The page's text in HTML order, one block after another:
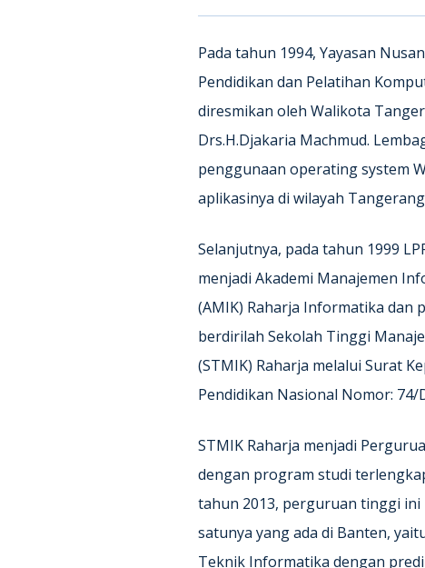
Pada tahun 1994, Yayasan
Pendidikan dan Pelatihan
diresmikan oleh Walikota
Drs.H.Djakaria Machmud.
penggunaan operating system
aplikasinya di wilayah
Selanjutnya, pada tahun 1999
menjadi Akademi Manajemen
(AMIK) Raharja Informatika dan
berdirilah Sekolah Tinggi
(STMIK) Raharja melalui Surat
Pendidikan Nasional Nomor: 74/
STMIK Raharja menjadi
dengan program studi
tahun 2013, perguruan tinggi
satunya yang ada di Banten,
Teknik Informatika dengan